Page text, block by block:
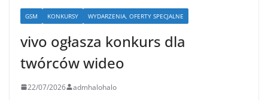
GSM KONKURSY WYDARZENIA, OFERTY SPECJALNE
vivo ogłasza konkurs dla
twórców wideo
22/07/2026 admhalohalo